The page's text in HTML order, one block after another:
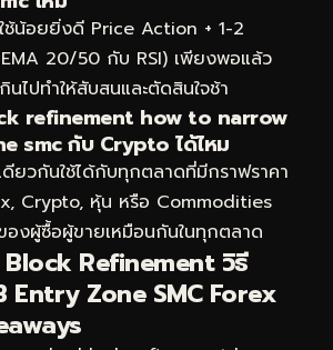
ช้น้อยยิ่งดี Price Action + 1-2
20/50 กับ RSI) เพียงพอแล้ว
ไปทำให้สับสนและตัดสินใจช้า
refinement how to narrow
smc กับ Crypto ได้ไหม
ยวกันใช้ได้กับทุกตลาดที่มีกราฟราคา
Crypto, หุ้น หรือ Commodities
องผู้ซื้อผู้ขายเหมือนกันในทุกตลาด
Refinement วิธี
Entry Zone SMC Forex